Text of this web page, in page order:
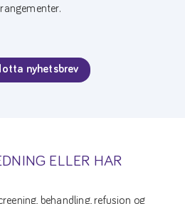
nyhetsbrev
ELLER HAR
behandling, refusjon og